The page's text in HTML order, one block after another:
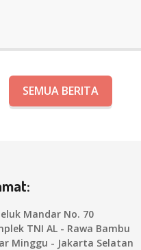
SEMUA BERITA
Mandar No. 70
TNI AL - Rawa Bambu
Minggu - Jakarta Selatan